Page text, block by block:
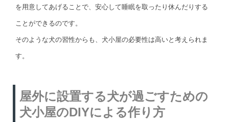
を用意してあげることで、安心して睡眠を取ったり休んだりする
ことができるのです。
そのような犬の習性からも、犬小屋の必要性は高いと考えられま
す。
屋外に設置する犬が過ごすための
犬小屋のDIYによる作り方